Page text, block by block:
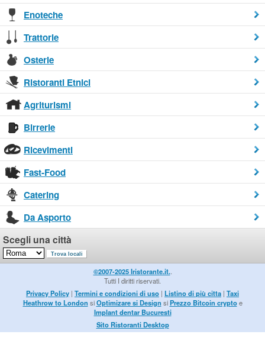
Enoteche
Trattorie
Osterie
Ristoranti Etnici
Agriturismi
Birrerie
Ricevimenti
Fast-Food
Catering
Da Asporto
Scegli una città
©2007-2025 Iristorante.it..
Tutti I diritti riservati.
Privacy Policy | Termini e condizioni di uso | Listino di più citta | Taxi
Heathrow to London siOptimizare si Design siPrezzo Bitcoin cryptoe
Implant dentar Bucuresti
Sito Ristoranti Desktop